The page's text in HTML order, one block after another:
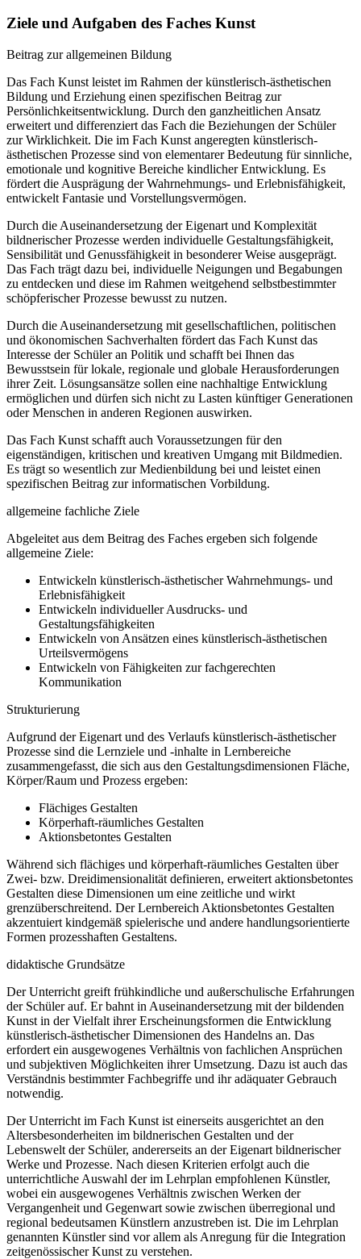
Ziele und Aufgaben des Faches Kunst
Beitrag zur allgemeinen Bildung
Das Fach Kunst leistet im Rahmen der künstlerisch-ästhetischen
Bildung und Erziehung einen spezifischen Beitrag zur
Persönlichkeitsentwicklung. Durch den ganzheitlichen Ansatz
erweitert und differenziert das Fach die Beziehungen der Schüler
zur Wirklichkeit. Die im Fach Kunst angeregten künstlerisch-
ästhetischen Prozesse sind von elementarer Bedeutung für sinnliche,
emotionale und kognitive Bereiche kindlicher Entwicklung. Es
fördert die Ausprägung der Wahrnehmungs- und Erlebnisfähigkeit,
entwickelt Fantasie und Vorstellungsvermögen.
Durch die Auseinandersetzung der Eigenart und Komplexität
bildnerischer Prozesse werden individuelle Gestaltungsfähigkeit,
Sensibilität und Genussfähigkeit in besonderer Weise ausgeprägt.
Das Fach trägt dazu bei, individuelle Neigungen und Begabungen
zu entdecken und diese im Rahmen weitgehend selbstbestimmter
schöpferischer Prozesse bewusst zu nutzen.
Durch die Auseinandersetzung mit gesellschaftlichen, politischen
und ökonomischen Sachverhalten fördert das Fach Kunst das
Interesse der Schüler an Politik und schafft bei Ihnen das
Bewusstsein für lokale, regionale und globale Herausforderungen
ihrer Zeit. Lösungsansätze sollen eine nachhaltige Entwicklung
ermöglichen und dürfen sich nicht zu Lasten künftiger Generationen
oder Menschen in anderen Regionen auswirken.
Das Fach Kunst schafft auch Voraussetzungen für den
eigenständigen, kritischen und kreativen Umgang mit Bildmedien.
Es trägt so wesentlich zur Medienbildung bei und leistet einen
spezifischen Beitrag zur informatischen Vorbildung.
allgemeine fachliche Ziele
Abgeleitet aus dem Beitrag des Faches ergeben sich folgende
allgemeine Ziele:
Entwickeln künstlerisch-ästhetischer Wahrnehmungs- und
Erlebnisfähigkeit
Entwickeln individueller Ausdrucks- und
Gestaltungsfähigkeiten
Entwickeln von Ansätzen eines künstlerisch-ästhetischen
Urteilsvermögens
Entwickeln von Fähigkeiten zur fachgerechten
Kommunikation
Strukturierung
Aufgrund der Eigenart und des Verlaufs künstlerisch-ästhetischer
Prozesse sind die Lernziele und -inhalte in Lernbereiche
zusammengefasst, die sich aus den Gestaltungsdimensionen Fläche,
Körper/Raum und Prozess ergeben:
Flächiges Gestalten
Körperhaft-räumliches Gestalten
Aktionsbetontes Gestalten
Während sich flächiges und körperhaft-räumliches Gestalten über
Zwei- bzw. Dreidimensionalität definieren, erweitert aktionsbetontes
Gestalten diese Dimensionen um eine zeitliche und wirkt
grenzüberschreitend. Der Lernbereich Aktionsbetontes Gestalten
akzentuiert kindgemäß spielerische und andere handlungsorientierte
Formen prozesshaften Gestaltens.
didaktische Grundsätze
Der Unterricht greift frühkindliche und außerschulische Erfahrungen
der Schüler auf. Er bahnt in Auseinandersetzung mit der bildenden
Kunst in der Vielfalt ihrer Erscheinungsformen die Entwicklung
künstlerisch-ästhetischer Dimensionen des Handelns an. Das
erfordert ein ausgewogenes Verhältnis von fachlichen Ansprüchen
und subjektiven Möglichkeiten ihrer Umsetzung. Dazu ist auch das
Verständnis bestimmter Fachbegriffe und ihr adäquater Gebrauch
notwendig.
Der Unterricht im Fach Kunst ist einerseits ausgerichtet an den
Altersbesonderheiten im bildnerischen Gestalten und der
Lebenswelt der Schüler, andererseits an der Eigenart bildnerischer
Werke und Prozesse. Nach diesen Kriterien erfolgt auch die
unterrichtliche Auswahl der im Lehrplan empfohlenen Künstler,
wobei ein ausgewogenes Verhältnis zwischen Werken der
Vergangenheit und Gegenwart sowie zwischen überregional und
regional bedeutsamen Künstlern anzustreben ist. Die im Lehrplan
genannten Künstler sind vor allem als Anregung für die Integration
zeitgenössischer Kunst zu verstehen.